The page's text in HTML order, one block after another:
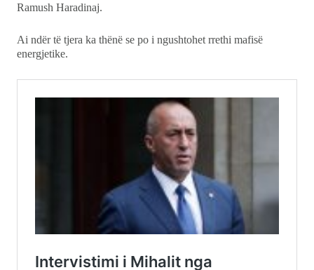
Ramush Haradinaj.
Ai ndër të tjera ka thënë se po i ngushtohet rrethi mafisë
energjetike.